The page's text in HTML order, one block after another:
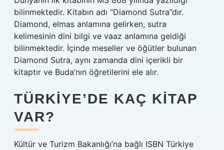
bilinmektedir. Kitabın adı “Diamond Sutra”dır.
Diamond, elmas anlamına gelirken, sutra
kelimesinin dini bilgi ve vaaz anlamına geldiği
bilinmektedir. İçinde meseller ve öğütler bulunan
Diamond Sutra, aynı zamanda dini içerikli bir
kitaptır ve Buda’nın öğretilerini ele alır.
TÜRKIYE’DE KAÇ KITAP
VAR?
Kültür ve Turizm Bakanlığı’na bağlı ISBN Türkiye